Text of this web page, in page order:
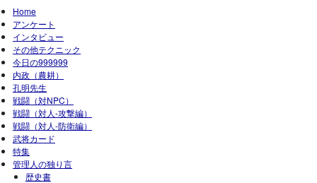
Home
アンケート
インタビュー
その他テクニック
今日の999999
内政（農耕）
孔明先生
戦闘（対NPC）
戦闘（対人-攻撃編）
戦闘（対人-防衛編）
武将カード
特集
管理人の独り言
歴史書